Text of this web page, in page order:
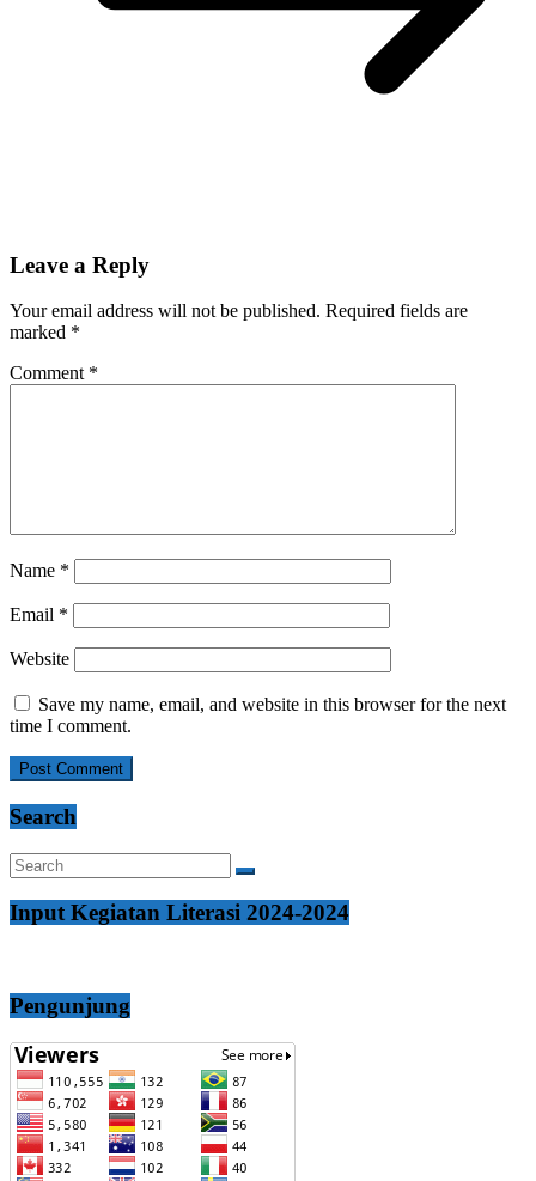
Leave a Reply
Your email address will not be published. Required fields are
marked *
Comment *
Name *
Email *
Website
Save my name, email, and website in this browser for the next
time I comment.
Search
Input Kegiatan Literasi 2024-2024
Pengunjung